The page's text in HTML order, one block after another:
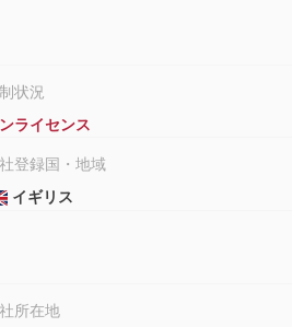
。 Ocean Markets 、トレーダーにとっ
れば、安全性や透明性の保証はありま
の非倫理的な行為を行う可能性があり
し、徹底的な調査を行う必要がありま
取引プラットフォームへのア
ームを選択できるようにします。もう
豊富なトレーダーにとって有益です。
状況
ライセンス
登録国・地域
イギリス
所在地